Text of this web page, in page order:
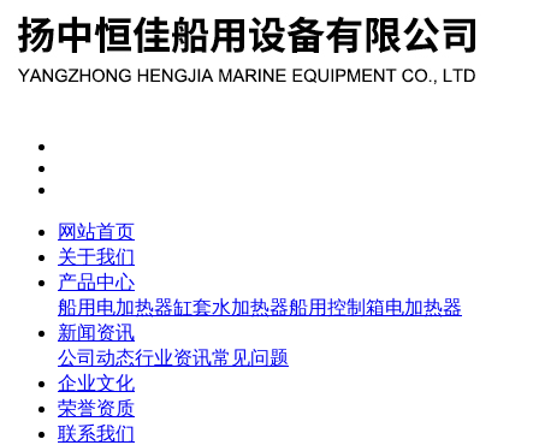
网站首页
关于我们
产品中心
船用电加热器缸套水加热器船用控制箱电加热器
新闻资讯
公司动态行业资讯常见问题
企业文化
荣誉资质
联系我们